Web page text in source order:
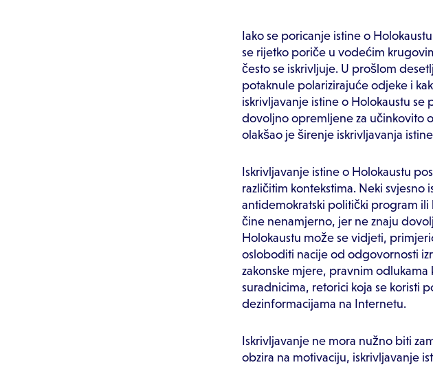
Iako se poricanje istine o
se rijetko poriče u vodećim
često se iskrivljuje. U prošlom
potaknule polarizirajuće odjeke i
iskrivljavanje istine o Holokaustu
dovoljno opremljene za učinkovito
olakšao je širenje iskrivljavanja
Iskrivljavanje istine o Holokaustu
različitim kontekstima. Neki
antidemokratski politički program
čine nenamjerno, jer ne znaju
Holokaustu može se vidjeti,
osloboditi nacije od odgovornosti
zakonske mjere, pravnim
suradnicima, retorici koja se koristi
dezinformacijama na Internetu.
Iskrivljavanje ne mora nužno biti
obzira na motivaciju, iskrivljavanje